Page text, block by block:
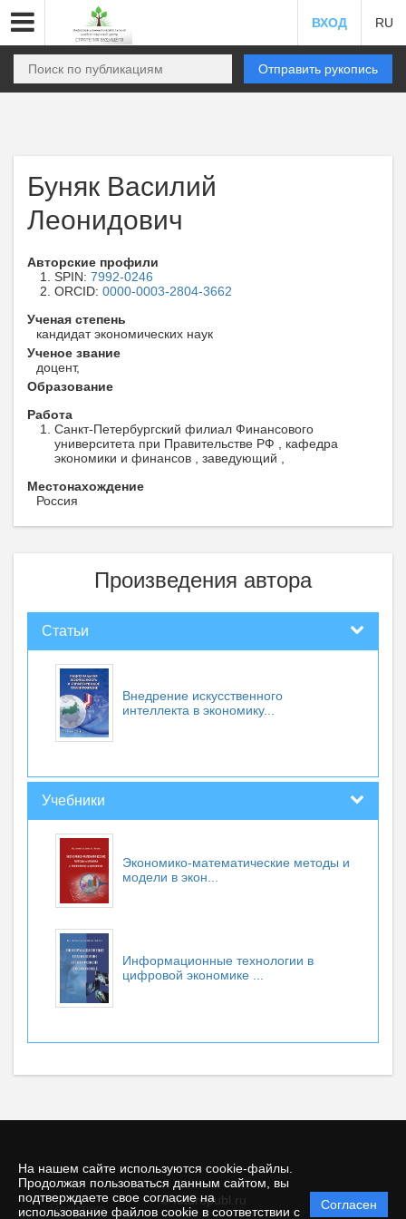
На нашем сайте используются cookie-файлы.
Продолжая пользоваться данным сайтом, вы
подтверждаете свое согласие на
использование файлов cookie в соответствии с
Согласен
ВХОД RU
Отправить рукопись
Буняк Василий
Леонидович
Авторские профили
SPIN: 7992-0246
ORCID: 0000-0003-2804-3662
Ученая степень
кандидат экономических наук
Ученое звание
доцент,
Образование
Работа
Санкт-Петербургский филиал Финансового
университета при Правительстве РФ , кафедра
экономики и финансов , заведующий ,
Местонахождение
Россия
Произведения автора
Статьи
Внедрение искусственного
интеллекта в экономику...
Учебники
Экономико-математические методы и
модели в экон...
Информационные технологии в
цифровой экономике ...
© futurepubl.ru
Политика